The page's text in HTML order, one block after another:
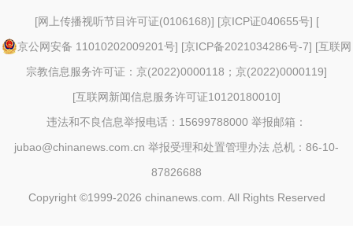
[网上传播视听节目许可证(0106168)] [京ICP证040655号] [
京公网安备 11010202009201号] [京ICP备2021034286号-7] [互联网
宗教信息服务许可证：京(2022)0000118；京(2022)0000119]
[互联网新闻信息服务许可证10120180010]
违法和不良信息举报电话：15699788000 举报邮箱：
jubao@chinanews.com.cn 举报受理和处置管理办法 总机：86-10-
87826688
Copyright ©1999-2026 chinanews.com. All Rights Reserved